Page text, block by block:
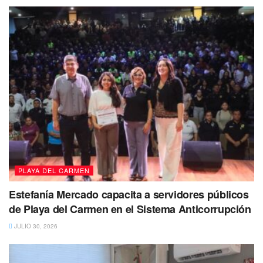
Carmen fortalece su posicionamiento como un destino con
la infraestructura y capacidad necesarias para ser sede de
acontecimientos deportivos de relevancia internacional.
Tags: Playa del Carmen
PLAYA DEL CARMEN
Estefanía Mercado capacita a servidores públicos
de Playa del Carmen en el Sistema Anticorrupción
JULIO 30, 2026